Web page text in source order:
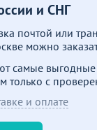
и СНГ
почтой или
можно
самые
только с
и оплате
это окно